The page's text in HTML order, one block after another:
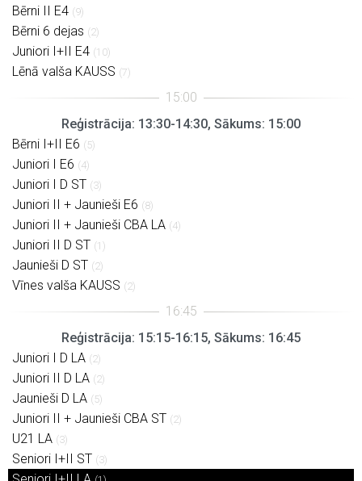
Bērni II E4 (9)
Bērni 6 dejas (2)
Juniori I+II E4 (10)
Lēnā valša KAUSS (7)
Reģistrācija: 13:30-14:30, Sākums: 15:00
Bērni I+II E6 (5)
Juniori I E6 (4)
Juniori I D ST (3)
Juniori II + Jaunieši E6 (8)
Juniori II + Jaunieši CBA LA (4)
Juniori II D ST (1)
Jaunieši D ST (2)
Vīnes valša KAUSS (2)
Reģistrācija: 15:15-16:15, Sākums: 16:45
Juniori I D LA (2)
Juniori II D LA (2)
Jaunieši D LA (5)
Juniori II + Jaunieši CBA ST (2)
U21 LA (3)
Seniori I+II ST (3)